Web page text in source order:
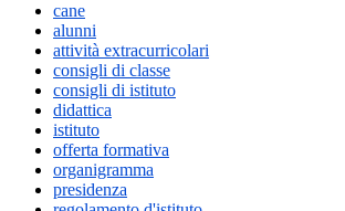
cane
alunni
attività extracurricolari
consigli di classe
consigli di istituto
didattica
istituto
offerta formativa
organigramma
presidenza